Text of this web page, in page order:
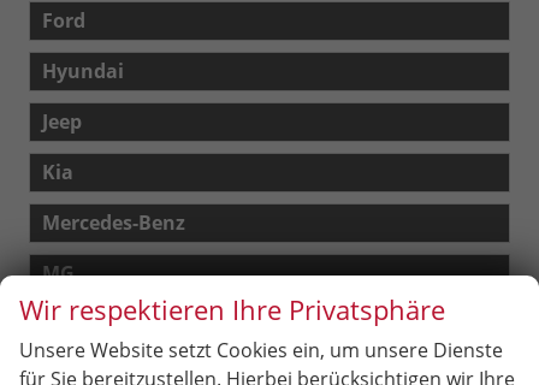
Ford
Hyundai
Jeep
Kia
Mercedes-Benz
MG
Nissan
Juke
Wir respektieren Ihre Privatsphäre
Unsere Website setzt Cookies ein, um unsere Dienste
für Sie bereitzustellen. Hierbei berücksichtigen wir Ihre